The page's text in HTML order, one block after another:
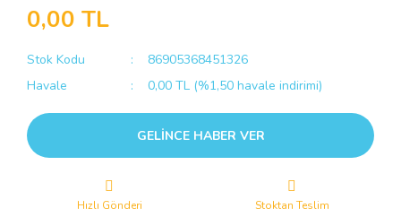
0,00 TL
Stok Kodu
86905368451326
Havale
0,00 TL (%1,50 havale indirimi)
GELİNCE HABER VER
Hızlı Gönderi Stoktan Teslim